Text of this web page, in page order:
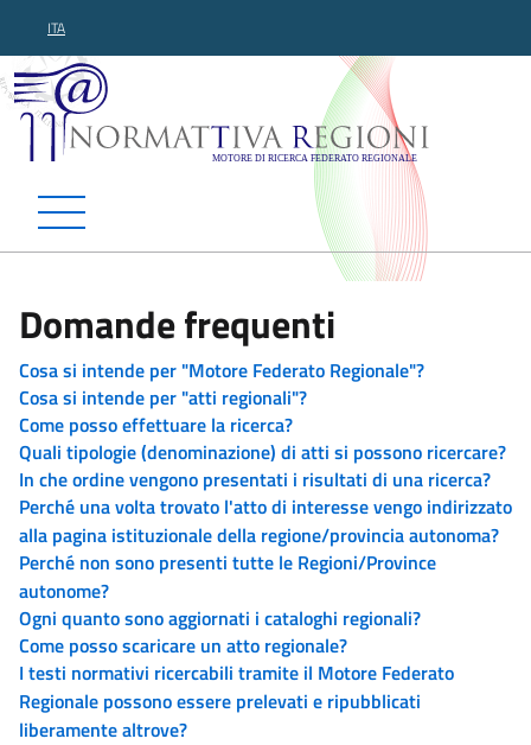
ITA
Normattiva Regioni -
Domande frequenti
Cosa si intende per "Motore Federato Regionale"?
Cosa si intende per "atti regionali"?
Come posso effettuare la ricerca?
Quali tipologie (denominazione) di atti si possono ricercare?
In che ordine vengono presentati i risultati di una ricerca?
Perché una volta trovato l'atto di interesse vengo indirizzato
alla pagina istituzionale della regione/provincia autonoma?
Perché non sono presenti tutte le Regioni/Province
autonome?
Ogni quanto sono aggiornati i cataloghi regionali?
Come posso scaricare un atto regionale?
I testi normativi ricercabili tramite il Motore Federato
Regionale possono essere prelevati e ripubblicati
liberamente altrove?